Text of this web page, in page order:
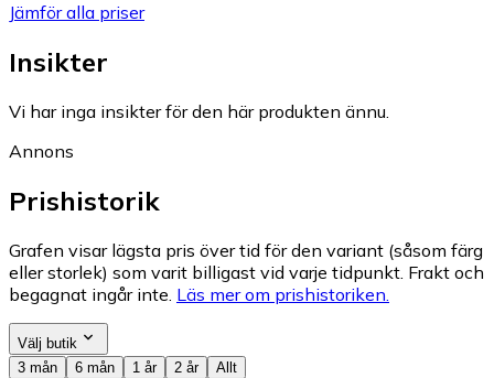
Jämför alla priser
Insikter
Vi har inga insikter för den här produkten ännu.
Annons
Prishistorik
Grafen visar lägsta pris över tid för den variant (såsom färg
eller storlek) som varit billigast vid varje tidpunkt. Frakt och
begagnat ingår inte. Läs mer om prishistoriken.
Välj butik
3 mån
6 mån 1 år 2 år Allt